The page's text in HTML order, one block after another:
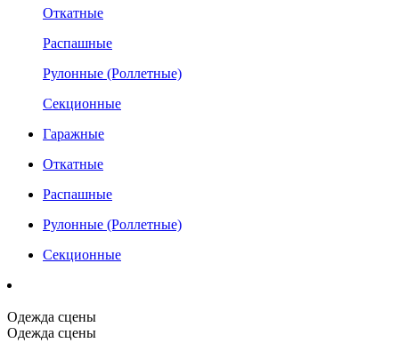
Откатные
Распашные
Рулонные (Роллетные)
Секционные
Гаражные
Откатные
Распашные
Рулонные (Роллетные)
Секционные
Одежда сцены
Одежда сцены